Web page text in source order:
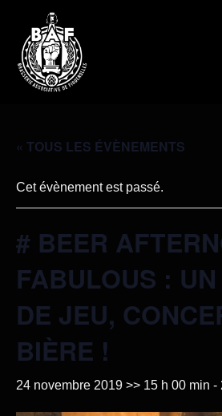
« TOUS LES ÉVÈNEMENTS
Cet évènement est passé.
# BEER
FABULOUS :
DE JEU,
BIÈRE !
24 novembre 2019 >> 15 h 00 min -